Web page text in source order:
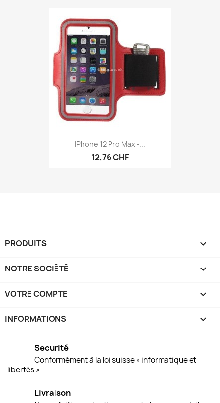
IPhone 12 Pro Max -...
12,76 CHF
PRODUITS 
NOTRE SOCIÉTÉ 
VOTRE COMPTE 
INFORMATIONS keyboard_arrow_down
Securité
Conformément à la loi suisse « informatique et
libertés »
Livraison